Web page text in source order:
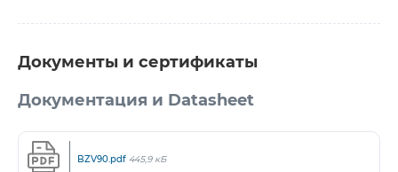
Документы и сертификаты
Документация и Datasheet
BZV90.pdf 445,9 кБ